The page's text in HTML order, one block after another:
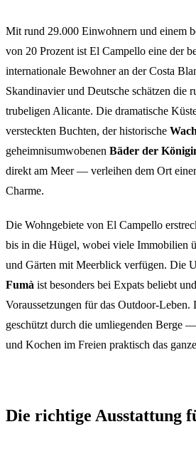
Mit rund 29.000 Einwohnern und einem
von 20 Prozent ist El Campello eine der
internationale Bewohner an der Costa
Skandinavier und Deutsche schätzen die
trubeligen Alicante. Die dramatische
versteckten Buchten, der historische
geheimnisumwobenen Bäder der
direkt am Meer — verleihen dem Ort
Charme.
Die Wohngebiete von El Campello
bis in die Hügel, wobei viele Immobilien
und Gärten mit Meerblick verfügen. Die
Fumà ist besonders bei Expats beliebt
Voraussetzungen für das Outdoor-
geschützt durch die umliegenden Berge
und Kochen im Freien praktisch das
Die richtige Ausstattung